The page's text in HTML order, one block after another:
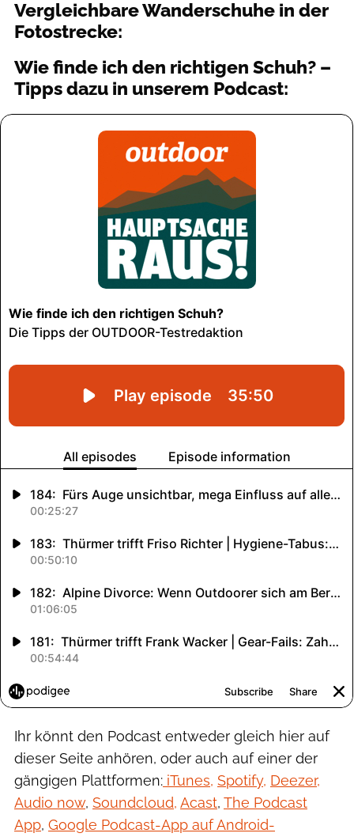
Vergleichbare Wanderschuhe in der
Fotostrecke:
Wie finde ich den richtigen Schuh? –
Tipps dazu in unserem Podcast:
Ihr könnt den Podcast entweder gleich hier auf
dieser Seite anhören, oder auch auf einer der
gängigen Plattformen: iTunes, Spotify, Deezer,
Audio now, Soundcloud, Acast, The Podcast
App, Google Podcast-App auf Android-